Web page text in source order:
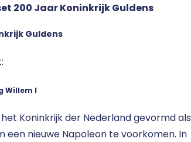
200 Jaar Koninkrijk Guldens
Guldens
Willem I
Koninkrijk der Nederland gevormd als
nieuwe Napoleon te voorkomen. In